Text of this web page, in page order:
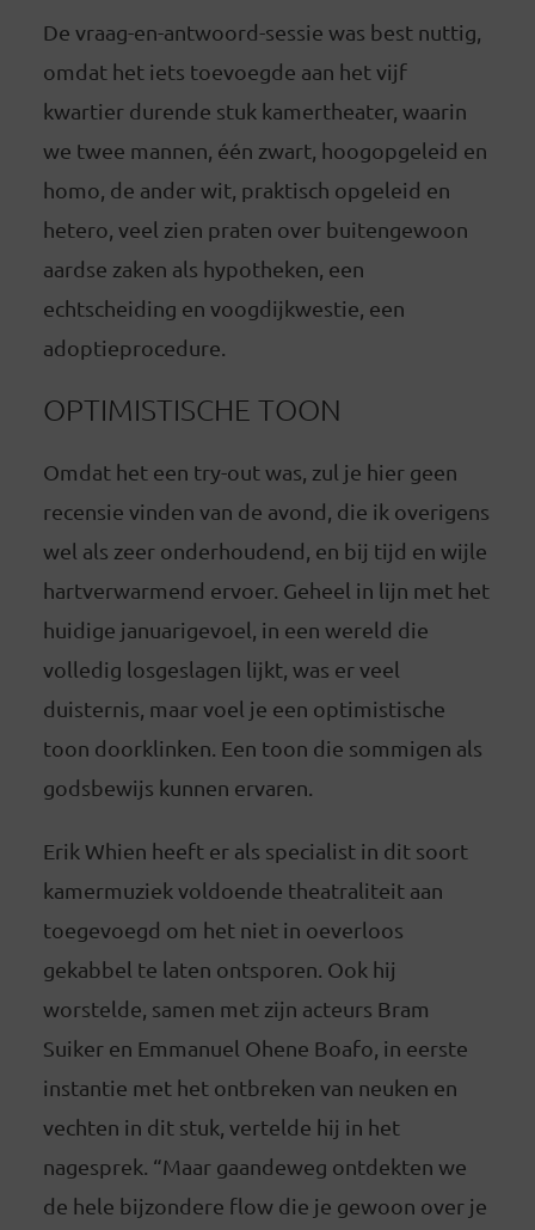
De vraag-en-antwoord-sessie was best nuttig,
omdat het iets toevoegde aan het vijf
kwartier durende stuk kamertheater, waarin
we twee mannen, één zwart, hoogopgeleid en
homo, de ander wit, praktisch opgeleid en
hetero, veel zien praten over buitengewoon
aardse zaken als hypotheken, een
echtscheiding en voogdijkwestie, een
adoptieprocedure.
OPTIMISTISCHE TOON
Omdat het een try-out was, zul je hier geen
recensie vinden van de avond, die ik overigens
wel als zeer onderhoudend, en bij tijd en wijle
hartverwarmend ervoer. Geheel in lijn met het
huidige januarigevoel, in een wereld die
volledig losgeslagen lijkt, was er veel
duisternis, maar voel je een optimistische
toon doorklinken. Een toon die sommigen als
godsbewijs kunnen ervaren.
Erik Whien heeft er als specialist in dit soort
kamermuziek voldoende theatraliteit aan
toegevoegd om het niet in oeverloos
gekabbel te laten ontsporen. Ook hij
worstelde, samen met zijn acteurs Bram
Suiker en Emmanuel Ohene Boafo, in eerste
instantie met het ontbreken van neuken en
vechten in dit stuk, vertelde hij in het
nagesprek. “Maar gaandeweg ontdekten we
de hele bijzondere flow die je gewoon over je